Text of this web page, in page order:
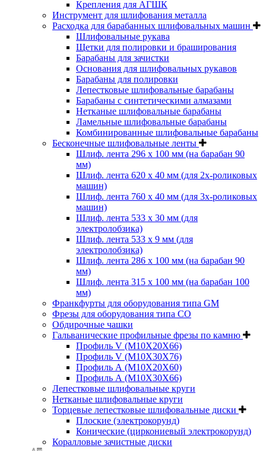
Крепления для АГШК
Инструмент для шлифования металла
Расходка для барабанных шлифовальных машин
Шлифовальные рукава
Щетки для полировки и браширования
Барабаны для зачистки
Основания для шлифовальных рукавов
Барабаны для полировки
Лепестковые шлифовальные барабаны
Барабаны с синтетическими алмазами
Нетканые шлифовальные барабаны
Ламельные шлифовальные барабаны
Комбинированные шлифовальные барабаны
Бесконечные шлифовальные ленты
Шлиф. лента 296 х 100 мм (на барабан 90
мм)
Шлиф. лента 620 х 40 мм (для 2х-роликовых
машин)
Шлиф. лента 760 х 40 мм (для 3х-роликовых
машин)
Шлиф. лента 533 х 30 мм (для
электролобзика)
Шлиф. лента 533 х 9 мм (для
электролобзика)
Шлиф. лента 286 х 100 мм (на барабан 90
мм)
Шлиф. лента 315 х 100 мм (на барабан 100
мм)
Франкфурты для оборудования типа GM
Фрезы для оборудования типа СО
Обдирочные чашки
Гальванические профильные фрезы по камню
Профиль V (M10X20X66)
Профиль V (M10X30X76)
Профиль А (М10Х20Х60)
Профиль А (М10Х30Х66)
Лепестковые шлифовальные круги
Нетканые шлифовальные круги
Торцевые лепестковые шлифовальные диски
Плоские (электрокорунд)
Конические (циркониевый электрокорунд)
Коралловые зачистные диски